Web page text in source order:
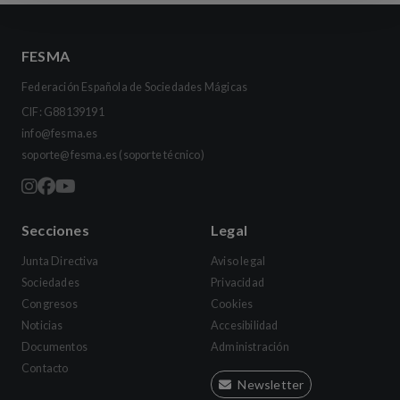
FESMA
Federación Española de Sociedades Mágicas
CIF: G88139191
info@fesma.es
soporte@fesma.es (soporte técnico)
Secciones
Junta Directiva
Sociedades
Congresos
Noticias
Documentos
Contacto
Legal
Aviso legal
Privacidad
Cookies
Accesibilidad
Administración
Newsletter